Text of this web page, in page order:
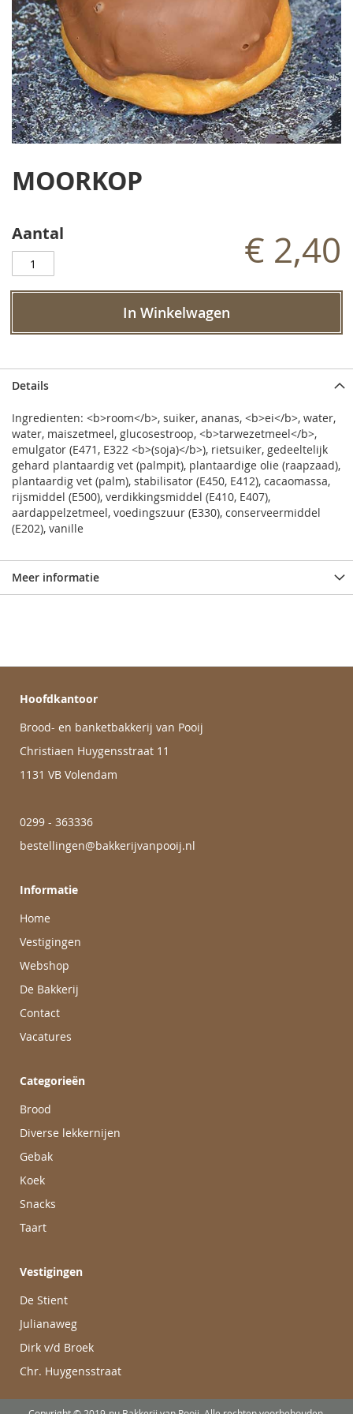
het
de
gallerij
MOORKOP
Aantal € 2,40
In Winkelwagen
Details
Ingredienten: <b>room</b>, suiker, ananas, <b>ei</b>, water,
water, maiszetmeel, glucosestroop, <b>tarwezetmeel</b>,
emulgator (E471, E322 <b>(soja)</b>), rietsuiker, gedeeltelijk
gehard plantaardig vet (palmpit), plantaardige olie (raapzaad),
plantaardig vet (palm), stabilisator (E450, E412), cacaomassa,
rijsmiddel (E500), verdikkingsmiddel (E410, E407),
aardappelzetmeel, voedingszuur (E330), conserveermiddel
(E202), vanille
Meer informatie
Hoofdkantoor
Brood- en banketbakkerij van Pooij
Christiaen Huygensstraat 11
1131 VB Volendam
0299 - 363336
bestellingen@bakkerijvanpooij.nl
Informatie
Home
Vestigingen
Webshop
De Bakkerij
Contact
Vacatures
Categorieën
Brood
Diverse lekkernijen
Gebak
Koek
Snacks
Taart
Vestigingen
De Stient
Julianaweg
Dirk v/d Broek
Chr. Huygensstraat